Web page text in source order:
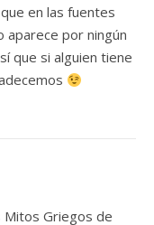
en las fuentes
aparece por ningún
que si alguien tiene
Mitos Griegos de